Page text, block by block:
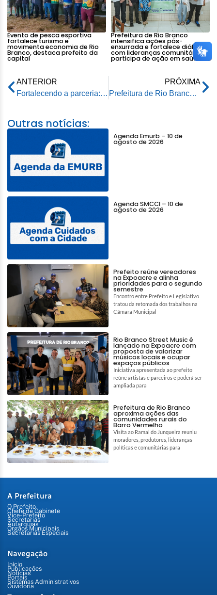
Evento de pesca esportiva
fortalece turismo e
movimenta economia de Rio
Branco, destaca prefeito da
capital
Prefeitura de Rio Branco
intensifica ações pós-
enxurrada e fortalece diálogo
com lideranças comunitárias e
participa de ação em saúde
ANTERIOR
Fortalecendo a parceria: Prefeitura garante apoio ao TJAC para realização do Fonaje
PRÓXIMA
Prefeitura de Rio Branco avança com asfaltamento no bairro Portal da Amazônia
Outras notícias:
Agenda Emurb – 10 de
agosto de 2026
Agenda SMCCI – 10 de
agosto de 2026
Prefeito reúne vereadores
na Expoacre e alinha
prioridades para o segundo
semestre
Encontro entre Prefeito e Legislativo
tratou da retomada dos trabalhos na
Câmara Municipal
Rio Branco Street Music é
lançado na Expoacre com
proposta de valorizar
músicos locais e ocupar
espaços públicos
Iniciativa apresentada ao prefeito
reúne artistas e parceiros e poderá ser
ampliada para
Prefeitura de Rio Branco
aproxima ações das
comunidades rurais do
Barro Vermelho
Visita ao Ramal do Junqueira reuniu
moradores, produtores, lideranças
políticas e comunitárias para
A Prefeitura
O Prefeito
Chefe de Gabinete
Vice-Prefeito
Secretarias
Autarquias
Órgãos Municipais
Secretarias Especiais
Navegação
Início
Publicações
Notícias
Portais
Sistemas Administrativos
Ouvidoria